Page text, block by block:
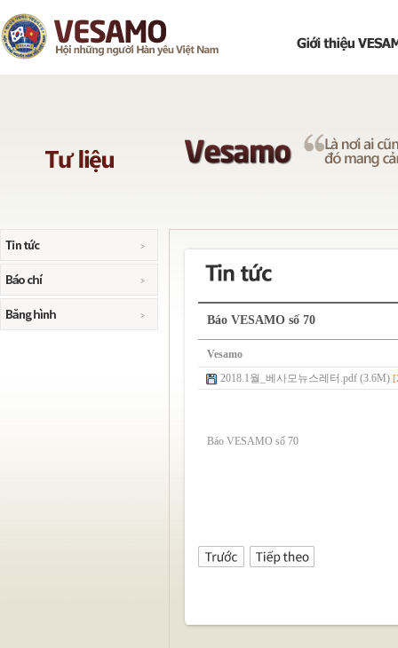
Báo VESAMO số 70
Vesamo
2018.1월_베사모뉴스레터.pdf (3.6M)
Báo VESAMO số 70